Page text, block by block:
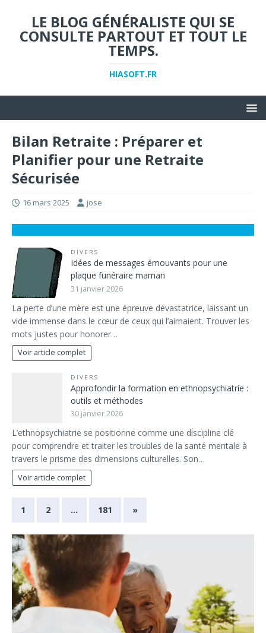
LE BLOG GÉNÉRALISTE QUI SE
CONSULTE PARTOUT ET TOUT LE
TEMPS.
HIASOFT.FR
Bilan Retraite : Préparer et
Planifier pour une Retraite
Sécurisée
16 mars 2025 jose
DIVERS
Idées de messages émouvants pour une
plaque funéraire maman
31 janvier 2026
La perte d’une mère est une épreuve dévastatrice, laissant un
vide immense dans le cœur de ceux qui l’aimaient. Trouver les
mots justes pour honorer…
Voir article complet
DIVERS
Approfondir la formation en ethnopsychiatrie :
outils et méthodes
30 janvier 2026
L’ethnopsychiatrie se positionne comme une discipline clé
pour comprendre et traiter les troubles de la santé mentale à
travers le prisme des dimensions culturelles. Son…
Voir article complet
1 2 … 181 »